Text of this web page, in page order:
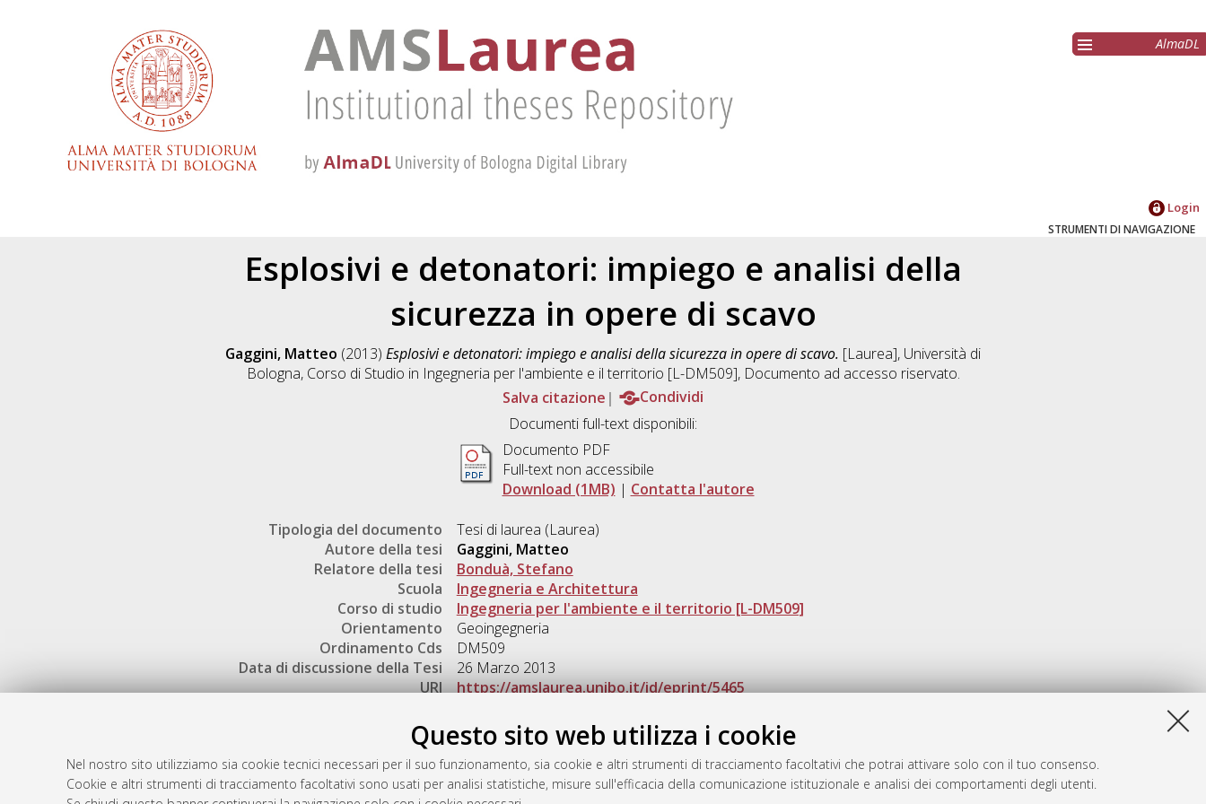
Questo sito web utilizza i cookie
Nel nostro sito utilizziamo sia cookie tecnici necessari per il suo funzionamento, sia cookie e altri strumenti di tracciamento facoltativi che potrai attivare solo con il tuo consenso.
Cookie e altri strumenti di tracciamento facoltativi sono usati per analisi statistiche, misure sull'efficacia della comunicazione istituzionale e analisi dei comportamenti degli utenti.
AlmaDL
Login
STRUMENTI DI NAVIGAZIONE
Esplosivi e detonatori: impiego e analisi della
sicurezza in opere di scavo
Gaggini, Matteo (2013) Esplosivi e detonatori: impiego e analisi della sicurezza in opere di scavo. [Laurea], Università di
Bologna, Corso di Studio in Ingegneria per l'ambiente e il territorio [L-DM509], Documento ad accesso riservato.
Salva citazione
Condividi
Documenti full-text disponibili:
Documento PDF
Full-text non accessibile
Download (1MB) | Contatta l'autore
Tipologia del documento
Tesi di laurea (Laurea)
Autore della tesi
Gaggini, Matteo
Relatore della tesi
Bonduà, Stefano
Scuola
Ingegneria e Architettura
Corso di studio
Ingegneria per l'ambiente e il territorio [L-DM509]
Orientamento
Geoingegneria
Ordinamento Cds
DM509
Data di discussione della Tesi
26 Marzo 2013
URI
https://amslaurea.unibo.it/id/eprint/5465
Gestione del documento:
Atom AMS Laurea